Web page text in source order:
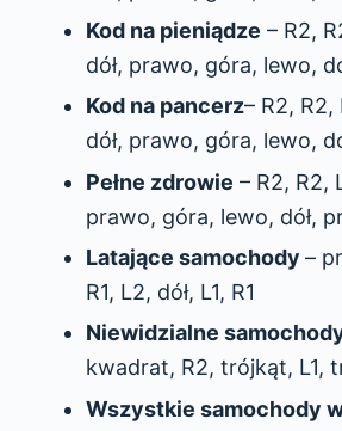
Kod na pieniądze – R2,
dół, prawo, góra, lewo,
Kod na pancerz– R2, R2,
dół, prawo, góra, lewo,
Pełne zdrowie – R2, R2,
prawo, góra, lewo, dół,
Latające samochody –
R1, L2, dół, L1, R1
Niewidzialne
kwadrat, R2, trójkąt, L1,
Wszystkie samochody